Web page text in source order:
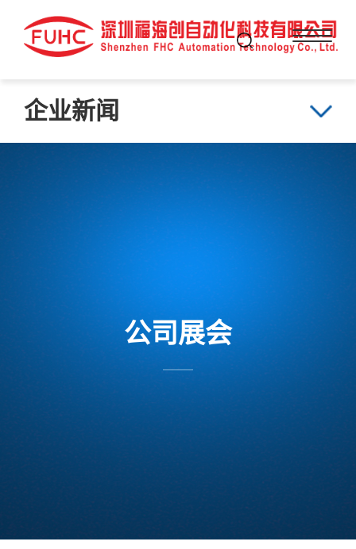
企业新闻
公司展会